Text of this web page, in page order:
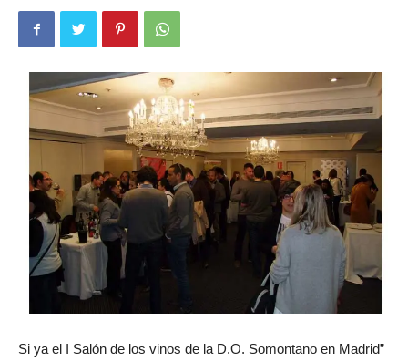
Si ya el I Salón de los vinos de la D.O. Somontano en Madrid”